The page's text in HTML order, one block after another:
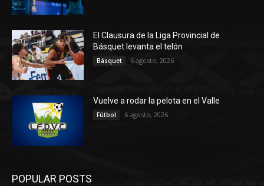
El Clausura de la Liga Provincial de
Básquet levanta el telón
Básquet 6 agosto, 2026
Vuelve a rodar la pelota en el Valle
Fútbol 6 agosto, 2026
POPULAR POSTS